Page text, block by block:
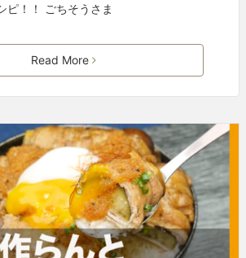
ピ！！ ごちそうさま
Read More